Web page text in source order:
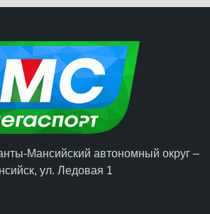
Мансийский автономный округ –
, ул. Ледовая 1